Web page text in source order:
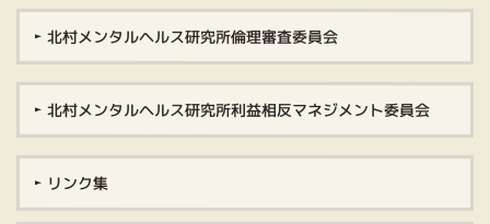
北村メンタルヘルス研究所倫理審査委員会
北村メンタルヘルス研究所利益相反マネジメント委員会
リンク集